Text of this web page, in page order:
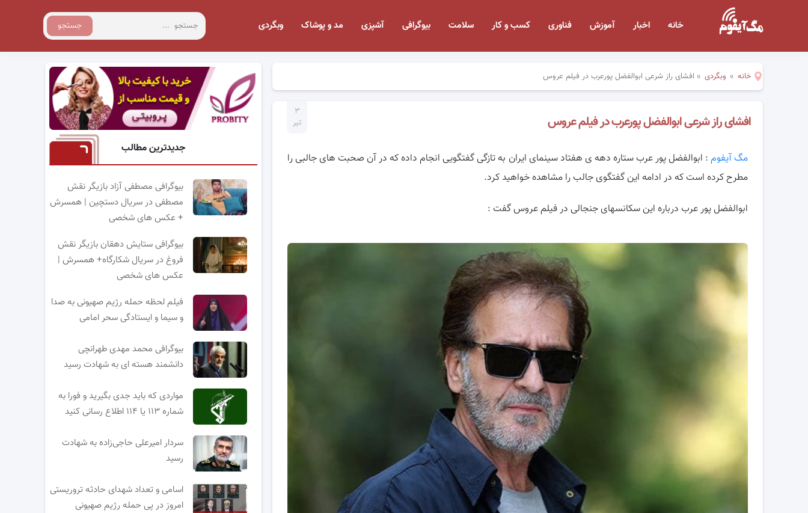
جستجو خانه اخبار آموزش فناوری کسب و کار سلامت بیوگرافی آشپزی مد و پوشاک وبگردی
خانه » وبگردی » افشای راز شرعی ابوالفضل پورعرب در فیلم عروس
۳
تیر
افشای راز شرعی ابوالفضل پورعرب در فیلم عروس
مگ آیفوم : ابوالفضل پور عرب ستاره دهه ی هفتاد سینمای ایران به تازگی گفتگویی انجام داده که در آن صحبت های جالبی را
مطرح کرده است که در ادامه این گفتگوی جالب را مشاهده خواهید کرد.
ابوالفضل پور عرب درباره این سکانسهای جنجالی در فیلم عروس گفت :
جدیدترین مطالب
بیوگرافی مصطفی آزاد بازیگر نقش
مصطفی در سریال دستچین | همسرش
+ عکس های شخصی
بیوگرافی ستایش دهقان بازیگر نقش
فروغ در سریال شکارگاه+ همسرش |
عکس های شخصی
فیلم لحظه حمله رژیم صهیونی به صدا
و سیما و ایستادگی سحر امامی
بیوگرافی محمد مهدی طهرانچی
دانشمند هسته ای به شهادت رسید
مواردی که باید جدی بگیرید و فورا به
شماره ۱۱۳ یا ۱۱۴ اطلاع رسانی کنید
سردار امیرعلی حاجی‌زاده به شهادت
رسید
اسامی و تعداد شهدای حادثه تروریستی
امروز در پی حمله رژیم صهیونی